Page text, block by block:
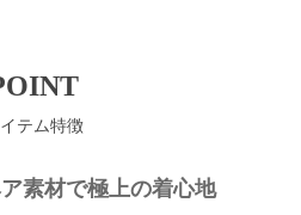
テム特徴
素材で極上の着心地